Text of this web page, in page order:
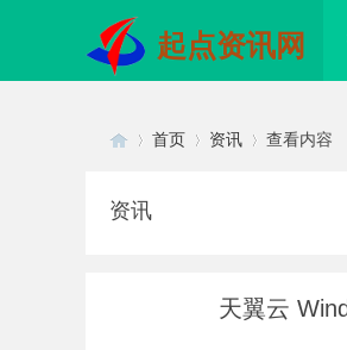
起点资讯网
首页 资讯 查看内容
资讯
天翼云